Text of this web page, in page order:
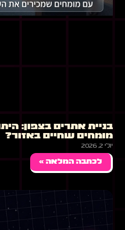
בניית אתרים בצפון:
מומחים שחיים באזור?
יולי 2, 2026
לכתבה המלאה »